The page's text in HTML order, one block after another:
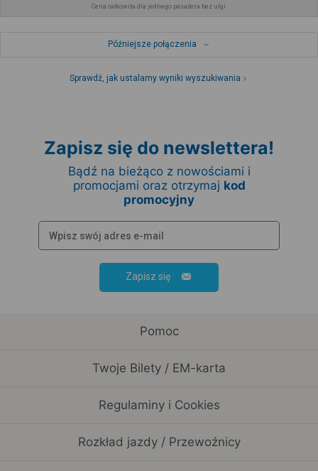
Cena całkowita dla jednego pasażera bez ulgi
Późniejsze połączenia
Sprawdź, jak ustalamy wyniki wyszukiwania
Zapisz się do newslettera!
Bądź na bieżąco z nowościami i
promocjami oraz otrzymaj kod
promocyjny
Zapisz się
Pomoc
Twoje Bilety / EM-karta
Regulaminy i Cookies
Rozkład jazdy / Przewoźnicy